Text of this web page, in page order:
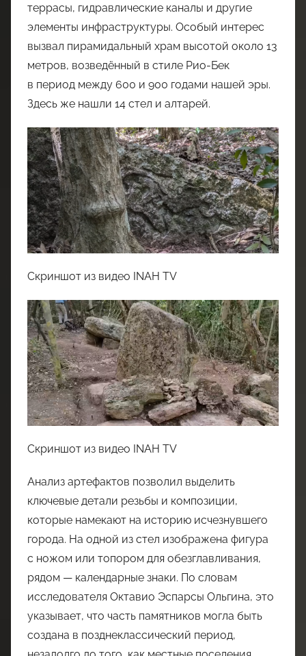
террасы, гидравлические каналы и другие
элементы инфраструктуры. Особый интерес
вызвал пирамидальный храм высотой около 13
метров, возведённый в стиле Рио-Бек
в период между 600 и 900 годами нашей эры.
Здесь же нашли 14 стел и алтарей.
Скриншот из видео INAH TV
Скриншот из видео INAH TV
Анализ артефактов позволил выделить
ключевые детали резьбы и композиции,
которые намекают на историю исчезнувшего
города. На одной из стел изображена фигура
с ножом или топором для обезглавливания,
рядом — календарные знаки. По словам
исследователя Октавио Эспарсы Ольгина, это
указывает, что часть памятников могла быть
создана в позднеклассический период,